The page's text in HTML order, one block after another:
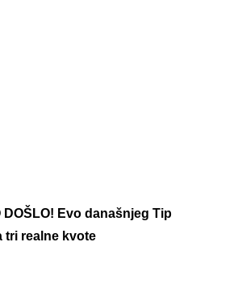
Evo današnjeg Tip
tri realne kvote